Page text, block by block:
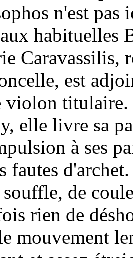
n'est pas
habituelles
Caravassilis,
est
violon
elle livre sa
à ses
fautes
souffle, de
rien de
mouvement